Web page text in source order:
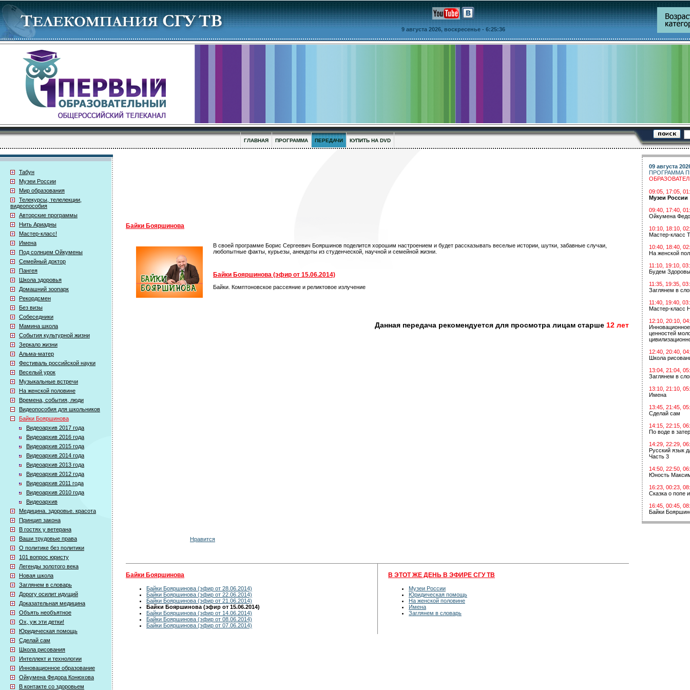
9 августа 2026, воскресенье - 6:25:36
ГЛАВНАЯ ПРОГРАММА ПЕРЕДАЧИ КУПИТЬ НА DVD
Табун
Музеи России
Мир образования
Телекурсы, телелекции,
видеопособия
Авторские программы
Нить Ариадны
Мастер-класс!
Имена
Под солнцем Ойкумены
Семейный доктор
Пангея
Школа здоровья
Домашний зоопарк
Рекордсмен
Без визы
Собеседники
Мамина школа
События культурной жизни
Зеркало жизни
Альма-матер
Фестиваль российской науки
Веселый урок
Музыкальные встречи
На женской половине
Времена, события, люди
Видеопособия для школьников
Байки Бояршинова
Видеоархив 2017 года
Видеоархив 2016 года
Видеоархив 2015 года
Видеоархив 2014 года
Видеоархив 2013 года
Видеоархив 2012 года
Видеоархив 2011 года
Видеоархив 2010 года
Видеоархив
Медицина. здоровье. красота
Принцип закона
В гостях у ветерана
Ваши трудовые права
О политике без политики
101 вопрос юристу
Легенды золотого века
Новая школа
Заглянем в словарь
Дорогу осилит идущий
Доказательная медицина
Объять необъятное
Ох, уж эти детки!
Юридическая помощь
Сделай сам
Школа рисования
Интеллект и технологии
Инновационное образование
Ойкумена Федора Конюхова
В контакте со здоровьем
Байки Бояршинова
В своей программе Борис Сергеевич Бояршинов поделится хорошим настроением и будет рассказывать веселые истории, шутки, забавные случаи,
любопытные факты, курьезы, анекдоты из студенческой, научной и семейной жизни.
Байки Бояршинова (эфир от 15.06.2014)
Байки. Комптоновское рассеяние и реликтовое излучение
Данная передача рекомендуется для просмотра лицам старше 12 лет
Нравится
Байки Бояршинова
Байки Бояршинова (эфир от 28.06.2014)
Байки Бояршинова (эфир от 22.06.2014)
Байки Бояршинова (эфир от 21.06.2014)
Байки Бояршинова (эфир от 15.06.2014)
Байки Бояршинова (эфир от 14.06.2014)
Байки Бояршинова (эфир от 08.06.2014)
Байки Бояршинова (эфир от 07.06.2014)
В ЭТОТ ЖЕ ДЕНЬ В ЭФИРЕ СГУ ТВ
Музеи России
Юридическая помощь
На женской половине
Имена
Заглянем в словарь
09 августа
ПРОГРАММА
09:05, 17:05,
Музеи России
09:40, 17:40,
Ойкумена
10:10, 18:10,
Мастер-класс
10:40, 18:40,
На женской
11:10, 19:10,
Будем
11:35, 19:35,
Заглянем в
11:40, 19:40,
Мастер-класс
12:10, 20:10,
ценностей
12:40, 20:40,
Школа
13:04, 21:04,
Заглянем в
13:10, 21:10,
Имена
13:45, 21:45,
Сделай сам
14:15, 22:15,
По воде в
14:29, 22:29,
Русский язык
Часть 3
14:50, 22:50,
Юность
16:23, 00:23,
Сказка о попе
16:45, 00:45,
Байки